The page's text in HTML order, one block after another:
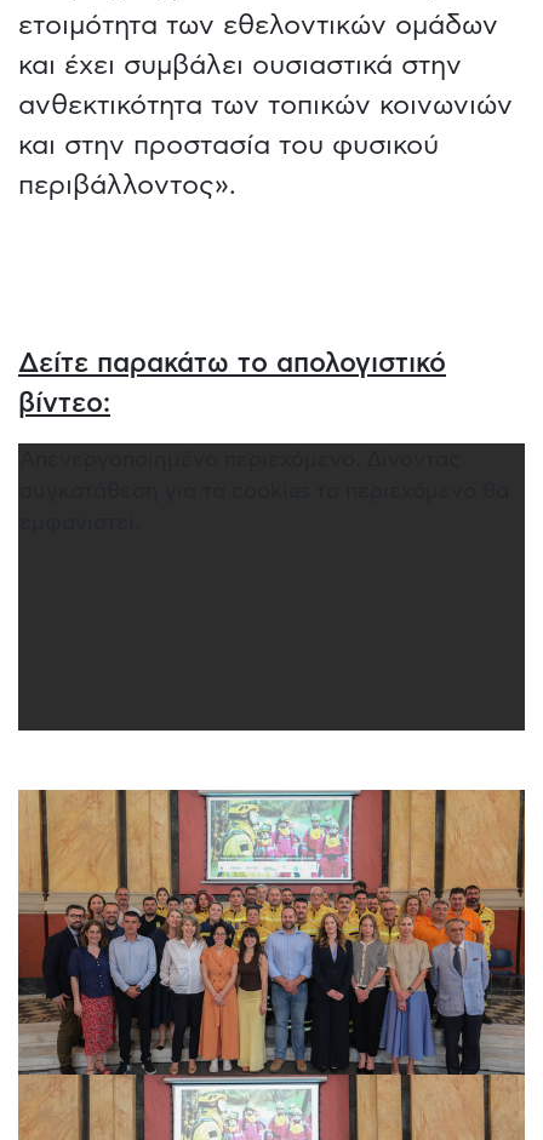
ετοιμότητα των εθελοντικών ομάδων
και έχει συμβάλει ουσιαστικά στην
ανθεκτικότητα των τοπικών κοινωνιών
και στην προστασία του φυσικού
περιβάλλοντος».
Δείτε παρακάτω το απολογιστικό
βίντεο: